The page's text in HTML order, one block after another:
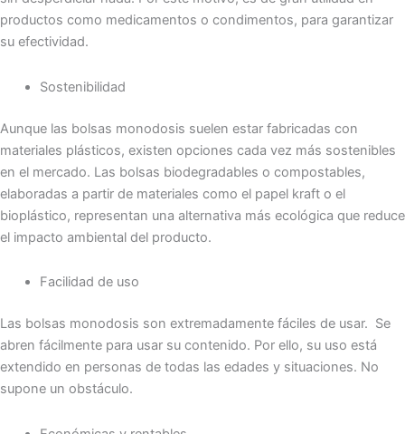
productos como medicamentos o condimentos, para garantizar
su efectividad.
Sostenibilidad
Aunque las bolsas monodosis suelen estar fabricadas con
materiales plásticos, existen opciones cada vez más sostenibles
en el mercado. Las bolsas biodegradables o compostables,
elaboradas a partir de materiales como el papel kraft o el
bioplástico, representan una alternativa más ecológica que reduce
el impacto ambiental del producto.
Facilidad de uso
Las bolsas monodosis son extremadamente fáciles de usar. Se
abren fácilmente para usar su contenido. Por ello, su uso está
extendido en personas de todas las edades y situaciones. No
supone un obstáculo.